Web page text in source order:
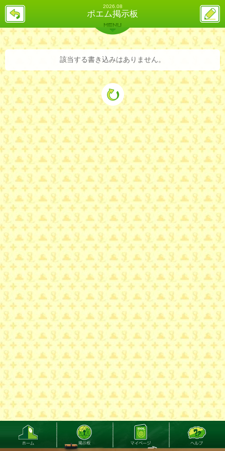
2026.08
ポエム掲示板
戻
ス
投
稿
バックナンバー 詳細検索 ランキング
MENU
該当する書き込みはありません。